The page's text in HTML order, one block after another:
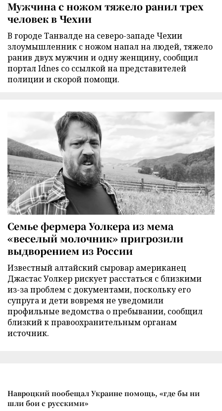
Мужчина с ножом тяжело ранил трех
человек в Чехии
В городе Танвалде на северо-западе Чехии
злоумышленник с ножом напал на людей, тяжело
ранив двух мужчин и одну женщину, сообщил
портал Idnes со ссылкой на представителей
полиции и скорой помощи.
Семье фермера Уолкера из мема
«веселый молочник» пригрозили
выдворением из России
Известный алтайский сыровар американец
Джастас Уолкер рискует расстаться с близкими
из-за проблем с документами, поскольку его
супруга и дети вовремя не уведомили
профильные ведомства о пребывании, сообщил
близкий к правоохранительным органам
источник.
Навроцкий пообещал Украине помощь, «где бы ни
шли бои с русскими»